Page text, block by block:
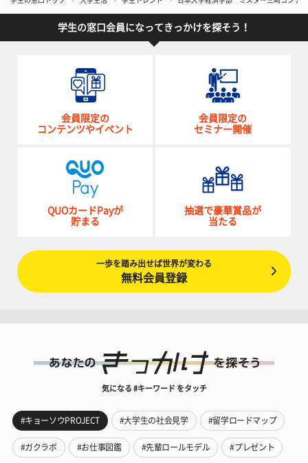
学生の窓口会員になってきっかけを探そう！
会員限定の
コンテンツやイベント
会員限定の
セミナー開催
QUOカードPayが
貯まる
抽選で豪華賞品が
当たる
一歩を踏み出せば世界が変わる
無料会員登録
気になる #キーワード をタッチ
#キョーソウPROJECT #大学生の社会見学 #留学ロードマップ
#ガクラボ #お仕事図鑑 #先輩ロールモデル #プレゼント